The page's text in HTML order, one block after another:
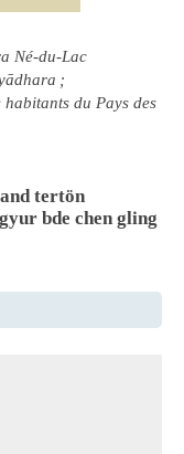
Né-du-Lac
;
du Pays des
tertön
bde chen gling